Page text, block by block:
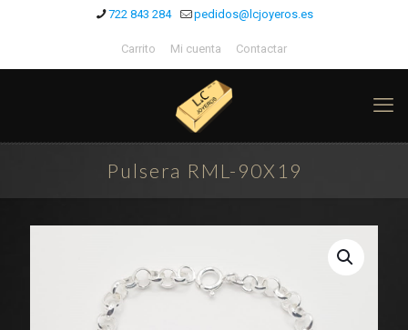
722 843 284 pedidos@lcjoyeros.es
Carrito Mi cuenta Contactar
Pulsera RML-90X19